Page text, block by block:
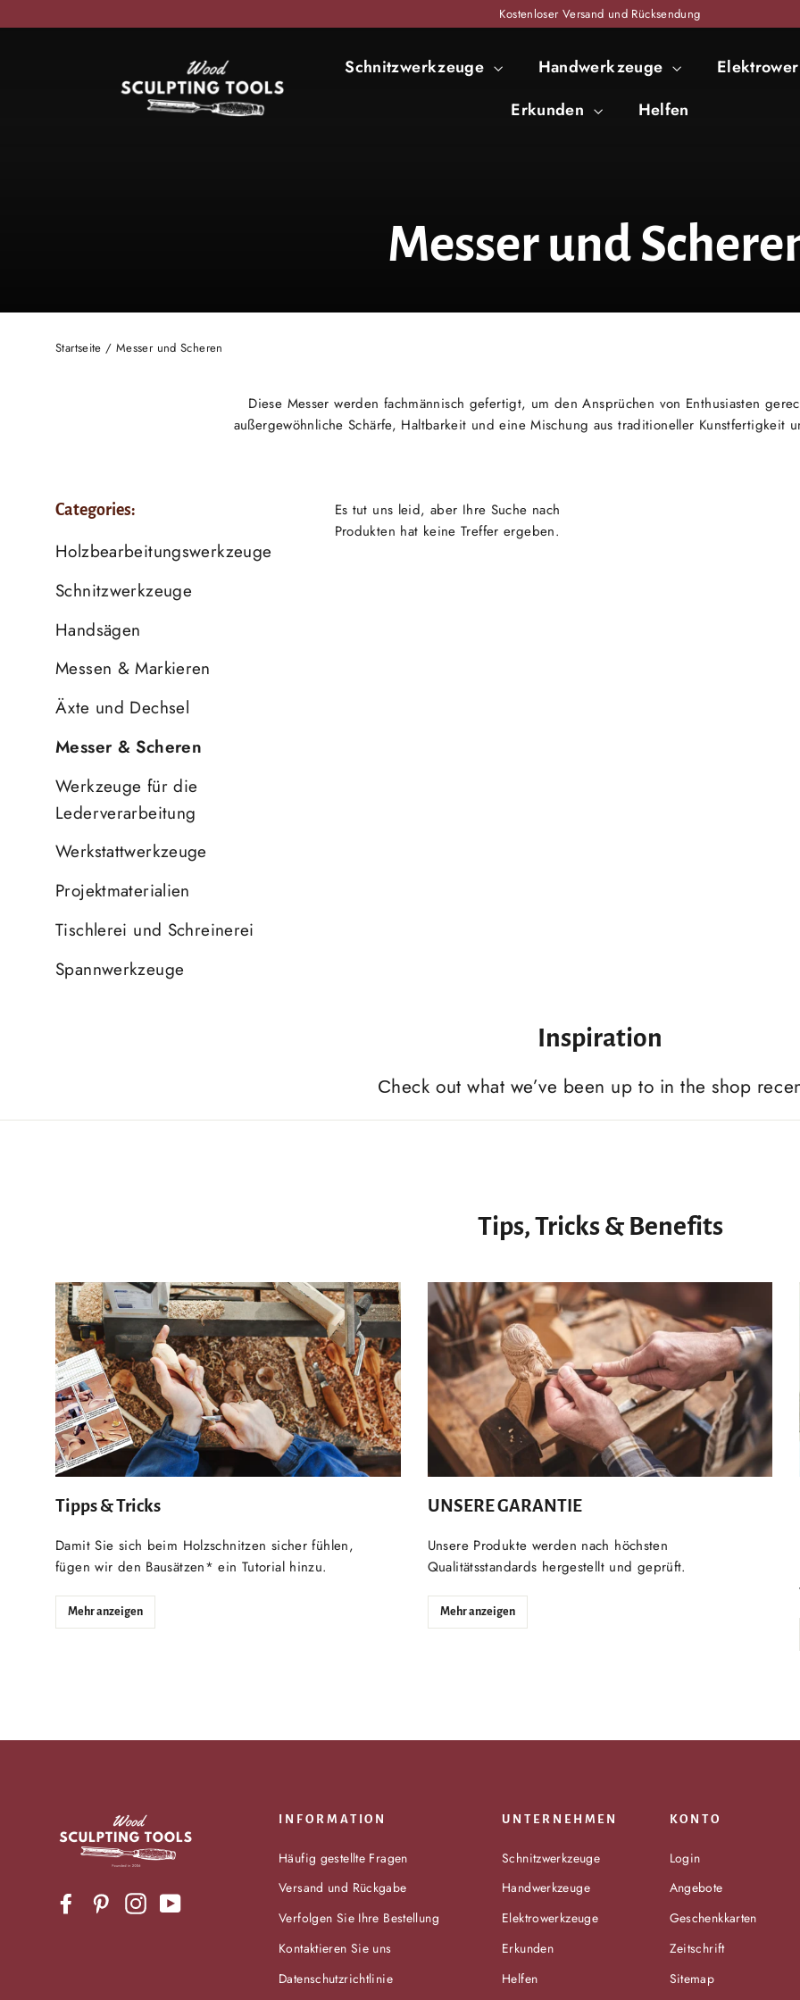
zum
Kostenloser Versand und Rücksendung
Schnitzwerkzeuge Handwerkzeuge
Erkunden
Helfen
Messer und
Startseite / Messer und Scheren
Diese Messer werden fachmännisch gefertigt, um den Ansprüchen von Enthusiasten
außergewöhnliche Schärfe, Haltbarkeit und eine Mischung aus traditioneller Kunstfertigkeit
Categories:
Holzbearbeitungswerkzeuge
Schnitzwerkzeuge
Handsägen
Messen & Markieren
Äxte und Dechsel
Messer & Scheren
Werkzeuge für die
Lederverarbeitung
Werkstattwerkzeuge
Projektmaterialien
Tischlerei und Schreinerei
Spannwerkzeuge
Es tut uns leid, aber Ihre Suche nach
Produkten hat keine Treffer ergeben.
Inspiration
Сheck out what we’ve been up to in the shop
Tips, Tricks & Benefits
Tipps & Tricks
Damit Sie sich beim Holzschnitzen sicher fühlen,
fügen wir den Bausätzen* ein Tutorial hinzu.
Mehr anzeigen
UNSERE GARANTIE
Unsere Produkte werden nach höchsten
Qualitätsstandards hergestellt und geprüft.
Mehr anzeigen
FacebookPinterestInstagram
INFORMATION
Häufig gestellte Fragen
Versand und Rückgabe
Verfolgen Sie Ihre Bestellung
Kontaktieren Sie uns
Datenschutzrichtlinie
UNTERNEHMEN
Schnitzwerkzeuge
Handwerkzeuge
Elektrowerkzeuge
Erkunden
Helfen
KONTO
Login
Angebote
Geschenkkarten
Zeitschrift
Sitemap